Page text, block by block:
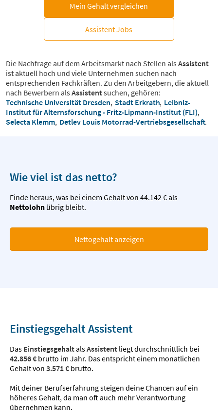
Mein Gehalt vergleichen
Assistent Jobs
Die Nachfrage auf dem Arbeitsmarkt nach Stellen alsAssistent
ist aktuell hoch und viele Unternehmen suchen nach
entsprechenden Fachkräften. Zu den Arbeitgebern, die aktuell
nach Bewerbern alsAssistentsuchen, gehören:
Technische Universität Dresden, Stadt Erkrath, Leibniz-
Institut für Alternsforschung - Fritz-Lipmann-Institut (FLI),
Selecta Klemm, Detlev Louis Motorrad-Vertriebsgesellschaft.
Wie viel ist das netto?
Finde heraus, was bei einem Gehalt von 44.142 € als
Nettolohn übrig bleibt.
Nettogehalt anzeigen
Einstiegsgehalt Assistent
Das EinstiegsgehaltalsAssistent liegt durchschnittlich bei
42.856 € brutto im Jahr. Das entspricht einem monatlichen
Gehalt von 3.571 € brutto.
Mit deiner Berufserfahrung steigen deine Chancen auf ein
höheres Gehalt, da man oft auch mehr Verantwortung
übernehmen kann.